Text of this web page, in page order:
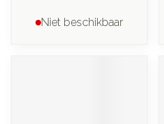
Niet beschikbaar